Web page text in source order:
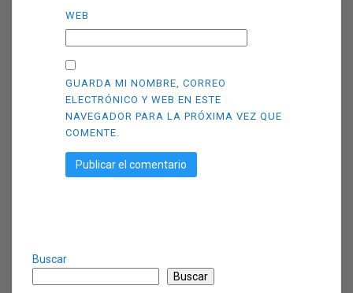
WEB
GUARDA MI NOMBRE, CORREO
ELECTRÓNICO Y WEB EN ESTE
NAVEGADOR PARA LA PRÓXIMA VEZ QUE
COMENTE.
Buscar
Buscar